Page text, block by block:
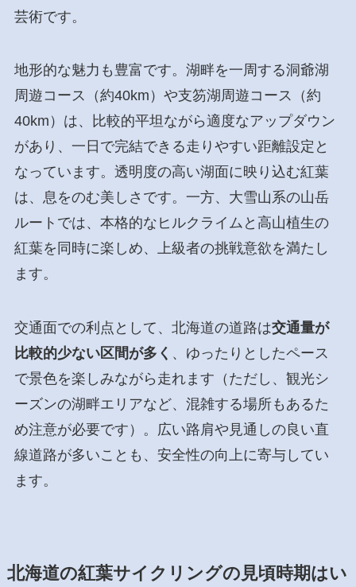
芸術です。
地形的な魅力も豊富です。湖畔を一周する洞爺湖
周遊コース（約40km）や支笏湖周遊コース（約
40km）は、比較的平坦ながら適度なアップダウン
があり、一日で完結できる走りやすい距離設定と
なっています。透明度の高い湖面に映り込む紅葉
は、息をのむ美しさです。一方、大雪山系の山岳
ルートでは、本格的なヒルクライムと高山植生の
紅葉を同時に楽しめ、上級者の挑戦意欲を満たし
ます。
交通面での利点として、北海道の道路は交通量が
比較的少ない区間が多く 、ゆったりとしたペース
で景色を楽しみながら走れます（ただし、観光シ
ーズンの湖畔エリアなど、混雑する場所もあるた
め注意が必要です）。広い路肩や見通しの良い直
線道路が多いことも、安全性の向上に寄与してい
ます。
北海道の紅葉サイクリングの見頃時期はい